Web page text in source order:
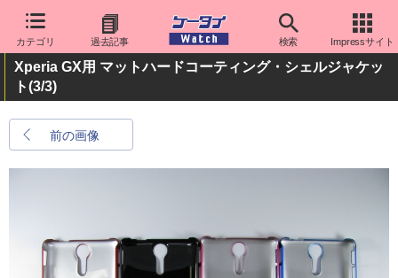
カテゴリ 過去記事 検索 Impressサイト
Xperia GX用 マットハードコーティング・シェルジャケッ
ト(3/3)
前の画像